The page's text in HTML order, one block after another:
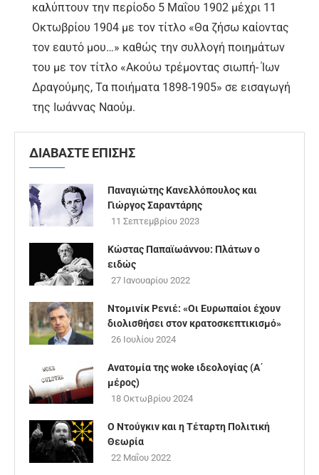
καλύπτουν την περίοδο 5 Μαΐου 1902 μέχρι 11
Οκτωβρίου 1904 με τον τίτλο «Θα ζήσω καίοντας
τον εαυτό μου…» καθώς την συλλογή ποιημάτων
του με τον τίτλο «Ακούω τρέμοντας σιωπή- Ίων
Δραγούμης, Τα ποιήματα 1898-1905» σε εισαγωγή
της Ιωάννας Ναούμ.
ΔΙΑΒΑΣΤΕ ΕΠΙΣΗΣ
Παναγιώτης Κανελλόπουλος και
Γιώργος Σαραντάρης
11 Σεπτεμβρίου 2023
Κώστας Παπαϊωάννου: Πλάτων ο
ειδώς
27 Ιανουαρίου 2022
Ντομινίκ Ρενιέ: «Οι Ευρωπαίοι έχουν
διολισθήσει στον κρατοσκεπτικισμό»
26 Ιουλίου 2024
Ανατομία της woke ιδεολογίας (Α΄
μέρος)
18 Οκτωβρίου 2024
Ο Ντούγκιν και η Τέταρτη Πολιτική
Θεωρία
22 Μαΐου 2022